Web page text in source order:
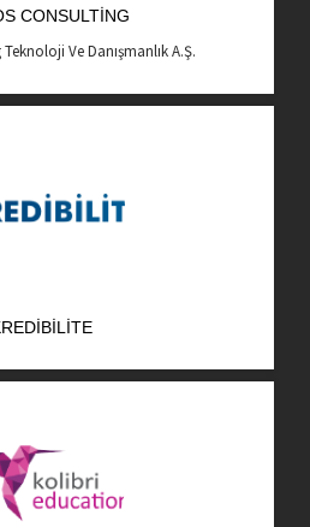
GE Portal
Portal
CONSULTING
Ve Danışmanlık A.Ş.